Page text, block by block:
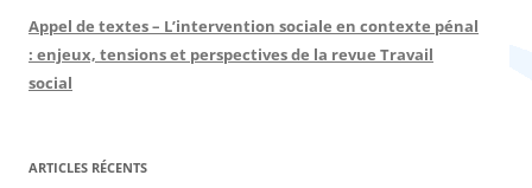
Appel de textes – L’intervention sociale en contexte pénal
: enjeux, tensions et perspectives de la revue Travail
social
ARTICLES RÉCENTS